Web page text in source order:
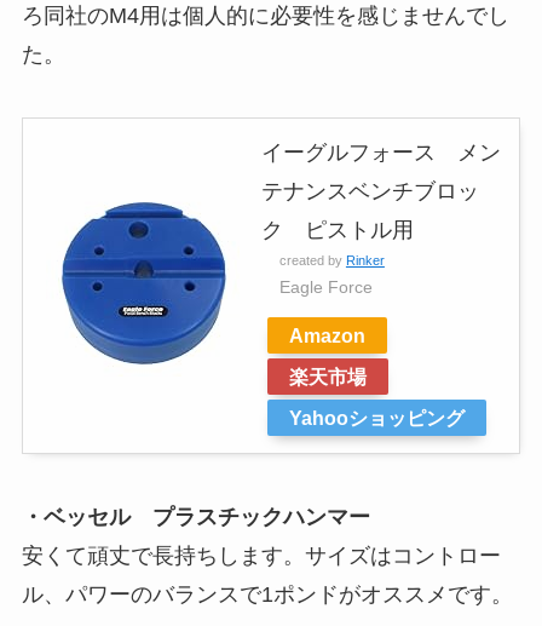
ろ同社のM4用は個人的に必要性を感じませんでし
た。
イーグルフォース メン
テナンスベンチブロッ
ク ピストル用
created by Rinker
Eagle Force
Amazon
楽天市場
Yahooショッピング
・ベッセル プラスチックハンマー
安くて頑丈で長持ちします。サイズはコントロー
ル、パワーのバランスで1ポンドがオススメです。